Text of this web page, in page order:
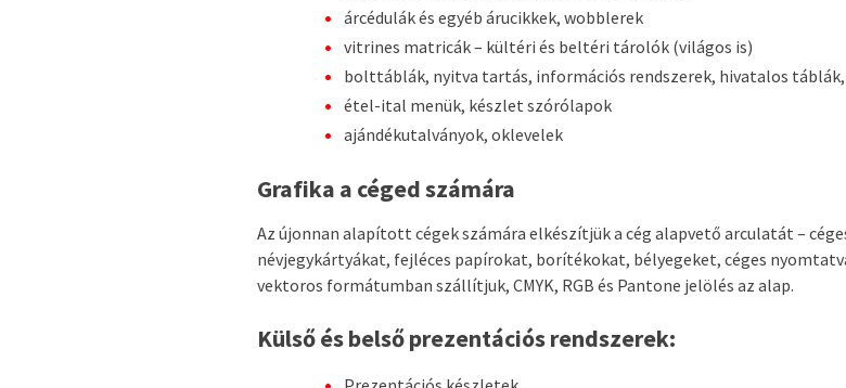
árcédulák és egyéb árucikkek, wobblerek
vitrines matricák – kültéri és beltéri tárolók (világos is)
bolttáblák, nyitva tartás, információs rendszerek, hivatalos
étel-ital menük, készlet szórólapok
ajándékutalványok, oklevelek
Grafika a céged számára
Az újonnan alapított cégek számára elkészítjük a cég alapvető arculatát –
névjegykártyákat, fejléces papírokat, borítékokat, bélyegeket, céges
vektoros formátumban szállítjuk, CMYK, RGB és Pantone jelölés az alap.
Külső és belső prezentációs rendszerek: